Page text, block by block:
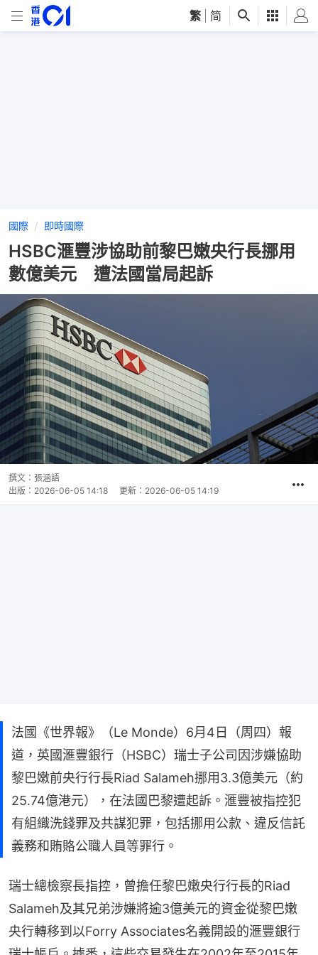
繁 简
國際 即時國際
HSBC滙豐涉協助前黎巴嫩央行長挪用
數億美元 遭法國當局起訴
撰文： 張涵語
出版： 2026-06-05 14:18 更新： 2026-06-05 14:19
法國《世界報》（Le Monde）6月4日（周四）報
道，英國滙豐銀行（HSBC）瑞士子公司因涉嫌協助
黎巴嫩前央行行長Riad Salameh挪用3.3億美元（約
25.74億港元），在法國巴黎遭起訴。滙豐被指控犯
有組織洗錢罪及共謀犯罪，包括挪用公款、違反信託
義務和賄賂公職人員等罪行。
瑞士總檢察長指控，曾擔任黎巴嫩央行行長的Riad
Salameh及其兄弟涉嫌將逾3億美元的資金從黎巴嫩
央行轉移到以Forry Associates名義開設的滙豐銀行